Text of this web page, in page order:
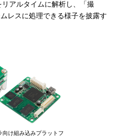
アルタイムに解析し、「撮
レスに処理できる様子を披露す
向け組み込みプラットフ